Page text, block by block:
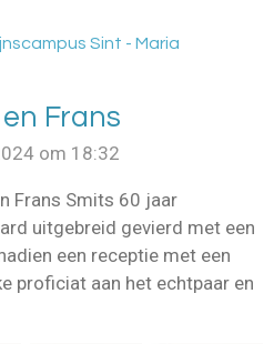
Sint - Maria
Frans
om 18:32
Frans Smits 60 jaar
uitgebreid gevierd met een
een receptie met een
proficiat aan het echtpaar en